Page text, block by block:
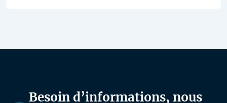
Besoin d’informations, nous